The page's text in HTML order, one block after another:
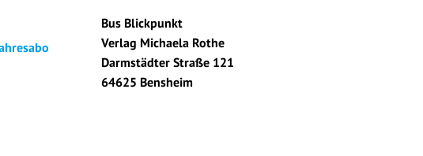
Bus Blickpunkt
Verlag Michaela Rothe
Darmstädter Straße 121
64625 Bensheim